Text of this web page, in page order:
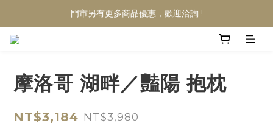
門市另有更多商品優惠，歡迎洽詢 !
摩洛哥 湖畔／豔陽 抱枕
NT$3,184 NT$3,980